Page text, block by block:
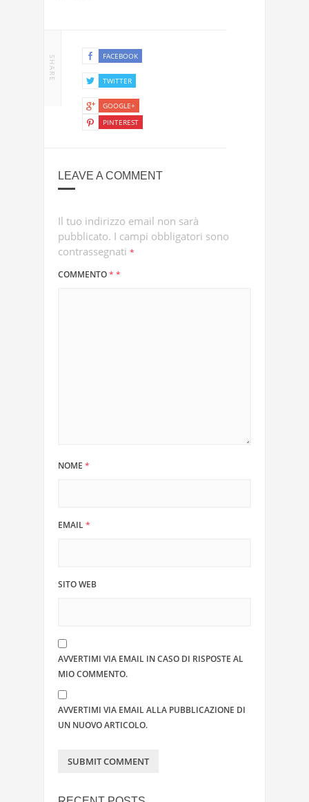
SHARE FACEBOOK
TWITTER
GOOGLE+
PINTEREST
LEAVE A COMMENT
Il tuo indirizzo email non sarà
pubblicato. I campi obbligatori sono
contrassegnati *
COMMENTO* *
NOME *
EMAIL*
SITO WEB
AVVERTIMI VIA EMAIL IN CASO DI RISPOSTE AL
MIO COMMENTO.
AVVERTIMI VIA EMAIL ALLA PUBBLICAZIONE DI
UN NUOVO ARTICOLO.